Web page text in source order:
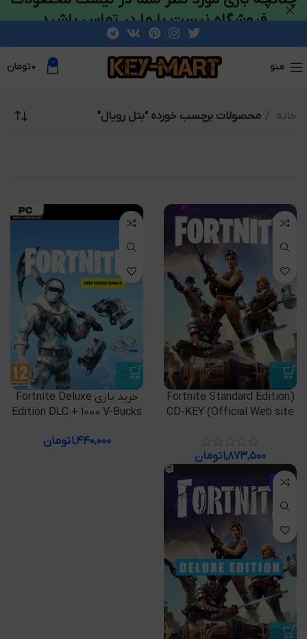
منو 0 ۰تومان
خانه محصولات برچسب خورده “بتل رویال”
(Fortnite Standard Edition
CD-KEY (Official Web site
۱,۸۷۳,۵۰۰تومان
خرید بازی Fortnite Deluxe
Edition DLC + 1000 V-Bucks
۱,۴۴۰,۰۰۰تومان
-18%
فروشگاه نیست با ما در تماس باشید